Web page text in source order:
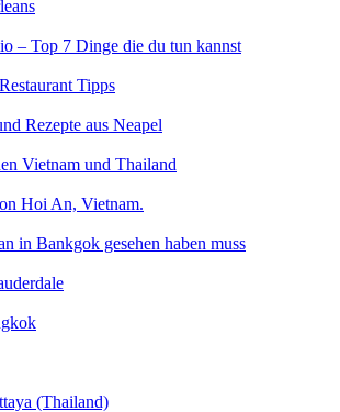
– Top 7 Dinge die du tun kannst
Tipps
Rezepte aus Neapel
Vietnam und Thailand
Hoi An, Vietnam.
in Bankgok gesehen haben muss
(Thailand)